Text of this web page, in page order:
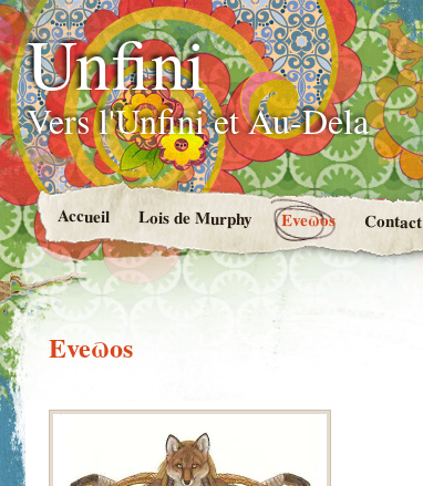
Unfini
Vers l'Unfini et Au-Dela
Accueil Lois de Murphy Eveϖos Contact
Eveϖos